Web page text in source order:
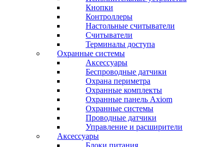
Кнопки
Контроллеры
Настольные считыватели
Считыватели
Терминалы доступа
Охранные системы
Аксессуары
Беспроводные датчики
Охрана периметра
Охранные комплекты
Охранные панель Axiom
Охранные системы
Проводные датчики
Управление и расширители
Аксессуары
Блоки питания